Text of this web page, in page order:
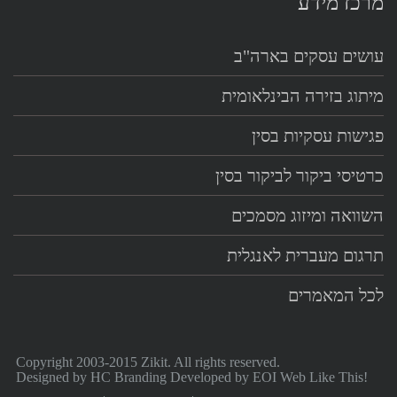
עושים עסקים בארה"ב
מיתוג בזירה הבינלאומית
פגישות עסקיות בסין
כרטיסי ביקור לביקור בסין
השוואה ומיזוג מסמכים
תרגום מעברית לאנגלית
לכל המאמרים
Copyright 2003-2015 Zikit. All rights reserved.
Designed by HC Branding Developed by EOI Web Like This!